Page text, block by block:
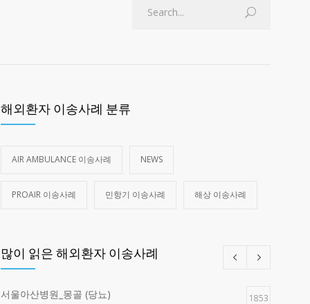
해외환자 이송사례 분류
AIR AMBULANCE 이송사례 NEWS
PROAIR 이송사례 민항기 이송사례 해상 이송사례
많이 읽은 해외환자 이송사례
서울아산병원_몽골 (당뇨) 1853